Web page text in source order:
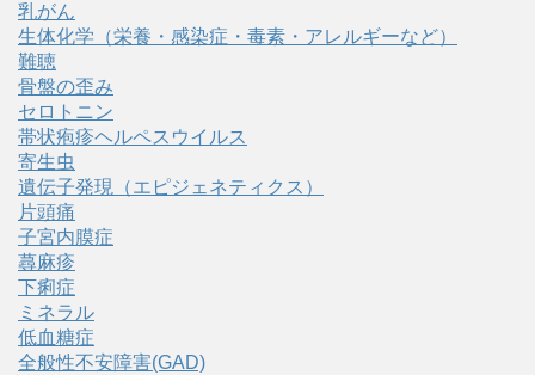
乳がん
生体化学（栄養・感染症・毒素・アレルギーなど）
難聴
骨盤の歪み
セロトニン
帯状疱疹ヘルペスウイルス
寄生虫
遺伝子発現（エピジェネティクス）
片頭痛
子宮内膜症
蕁麻疹
下痢症
ミネラル
低血糖症
全般性不安障害(GAD)